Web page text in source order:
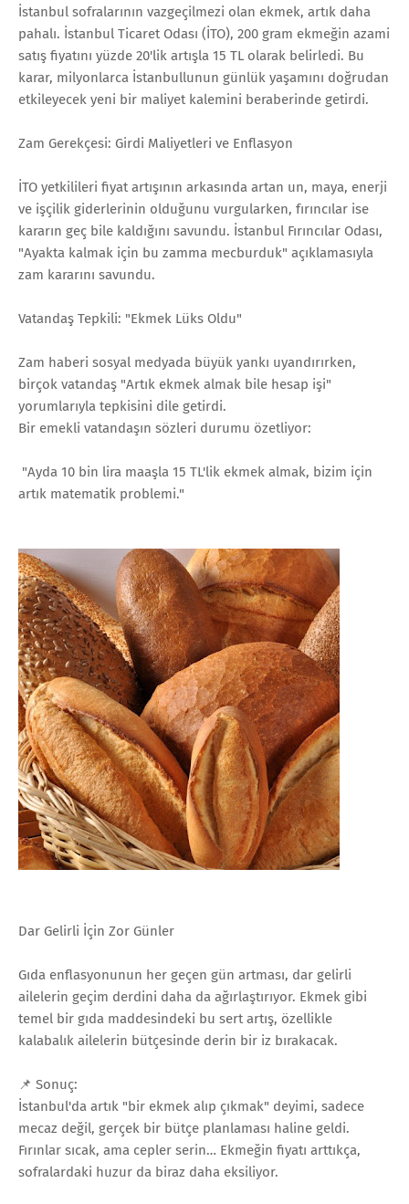
İstanbul sofralarının vazgeçilmezi olan ekmek, artık daha
pahalı. İstanbul Ticaret Odası (İTO), 200 gram ekmeğin azami
satış fiyatını yüzde 20'lik artışla 15 TL olarak belirledi. Bu
karar, milyonlarca İstanbullunun günlük yaşamını doğrudan
etkileyecek yeni bir maliyet kalemini beraberinde getirdi.
Zam Gerekçesi: Girdi Maliyetleri ve Enflasyon
İTO yetkilileri fiyat artışının arkasında artan un, maya, enerji
ve işçilik giderlerinin olduğunu vurgularken, fırıncılar ise
kararın geç bile kaldığını savundu. İstanbul Fırıncılar Odası,
"Ayakta kalmak için bu zamma mecburduk" açıklamasıyla
zam kararını savundu.
Vatandaş Tepkili: "Ekmek Lüks Oldu"
Zam haberi sosyal medyada büyük yankı uyandırırken,
birçok vatandaş "Artık ekmek almak bile hesap işi"
yorumlarıyla tepkisini dile getirdi.
Bir emekli vatandaşın sözleri durumu özetliyor:
"Ayda 10 bin lira maaşla 15 TL'lik ekmek almak, bizim için
artık matematik problemi."
Dar Gelirli İçin Zor Günler
Gıda enflasyonunun her geçen gün artması, dar gelirli
ailelerin geçim derdini daha da ağırlaştırıyor. Ekmek gibi
temel bir gıda maddesindeki bu sert artış, özellikle
kalabalık ailelerin bütçesinde derin bir iz bırakacak.
📌 Sonuç:
İstanbul'da artık "bir ekmek alıp çıkmak" deyimi, sadece
mecaz değil, gerçek bir bütçe planlaması haline geldi.
Fırınlar sıcak, ama cepler serin… Ekmeğin fiyatı arttıkça,
sofralardaki huzur da biraz daha eksiliyor.